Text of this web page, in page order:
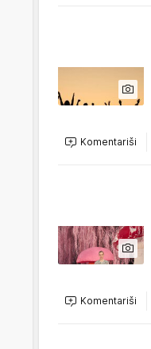
Komentariši
Komentariši